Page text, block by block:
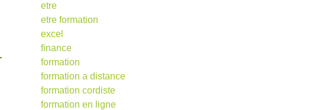
etre
etre formation
excel
finance
formation
formation a distance
formation cordiste
formation en ligne